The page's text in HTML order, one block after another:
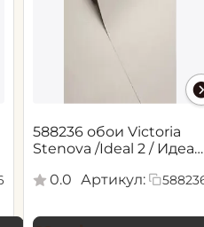
588236 обои Victoria
Stenova /Ideal 2 / Идеал
0.0
Артикул: